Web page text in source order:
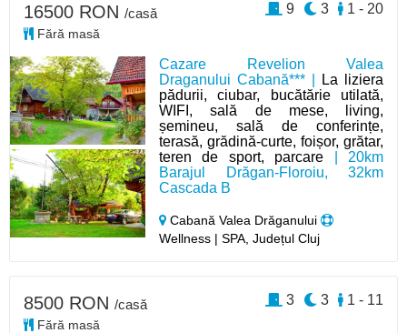
Cazare Revelion Valea
Draganului Cabană*** |
La liziera
pădurii, ciubar, bucătărie utilată,
WIFI, sală de mese, living,
șemineu, sală de conferințe,
terasă, grădină-curte, foișor, grătar,
teren de sport, parcare | 20km
Barajul Drăgan-Floroiu, 32km
Cascada B
Cabană Valea Drăganului
Wellness | SPA, Județul Cluj
16500 RON /casă
Fără masă
1 - 20
3
9
8500 RON /casă
Fără masă
1 - 11
3
3